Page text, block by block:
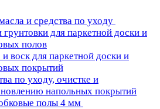
и средства по уходу
грунтовки для паркетной доски и
полов
воск для паркетной доски и
покрытий
по уходу, очистке и
напольных покрытий
полы 4 мм